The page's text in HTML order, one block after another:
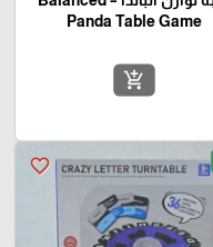
Panda Table Game
add_shopping_cart
favorite_border